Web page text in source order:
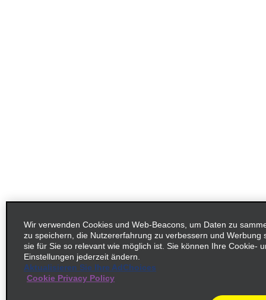
Wir verwenden Cookies und Web-Beacons, um Daten zu
zu speichern, die Nutzererfahrung zu verbessern und Werbung
sie für Sie so relevant wie möglich ist. Sie können Ihre Cookie-
Einstellungen jederzeit ändern.
Aktualisieren Sie Ihre AdChoices
Cookie Privacy Policy